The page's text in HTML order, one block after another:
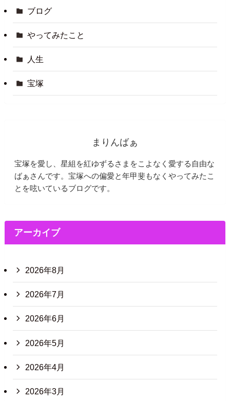
ブログ
やってみたこと
人生
宝塚
まりんばぁ
宝塚を愛し、星組を紅ゆずるさまをこよなく愛する自由な
ばぁさんです。宝塚への偏愛と年甲斐もなくやってみたこ
とを呟いているブログです。
アーカイブ
2026年8月
2026年7月
2026年6月
2026年5月
2026年4月
2026年3月